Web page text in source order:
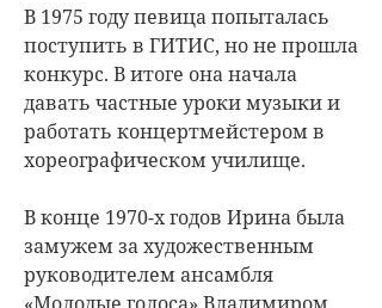
В 1975 году певица попыталась
поступить в ГИТИС, но не прошла
конкурс. В итоге она начала
давать частные уроки музыки и
работать концертмейстером в
хореографическом училище.
В конце 1970-х годов Ирина была
замужем за художественным
руководителем ансамбля